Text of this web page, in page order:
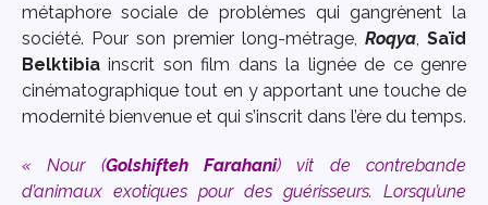
métaphore sociale de problèmes qui gangrènent la
société. Pour son premier long-métrage, Roqya, Saïd
Belktibia inscrit son film dans la lignée de ce genre
cinématographique tout en y apportant une touche de
modernité bienvenue et qui s’inscrit dans l’ère du temps.
« Nour (Golshifteh Farahani) vit de contrebande
d’animaux exotiques pour des guérisseurs. Lorsqu’une